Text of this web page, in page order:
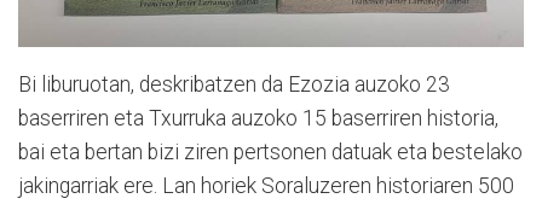
Bi liburuotan, deskribatzen da Ezozia auzoko 23
baserriren eta Txurruka auzoko 15 baserriren historia,
bai eta bertan bizi ziren pertsonen datuak eta bestelako
jakingarriak ere. Lan horiek Soraluzeren historiaren 500